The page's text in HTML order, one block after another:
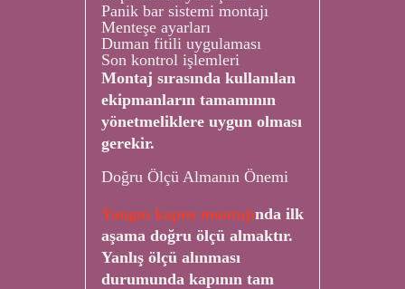
Panik bar sistemi montajı
Menteşe ayarları
Duman fitili uygulaması
Son kontrol işlemleri
Montaj sırasında kullanılan
ekipmanların tamamının
yönetmeliklere uygun olması
gerekir.
Doğru Ölçü Almanın Önemi
Yangın kapısı montajında ilk
aşama doğru ölçü almaktır.
Yanlış ölçü alınması
durumunda kapının tam